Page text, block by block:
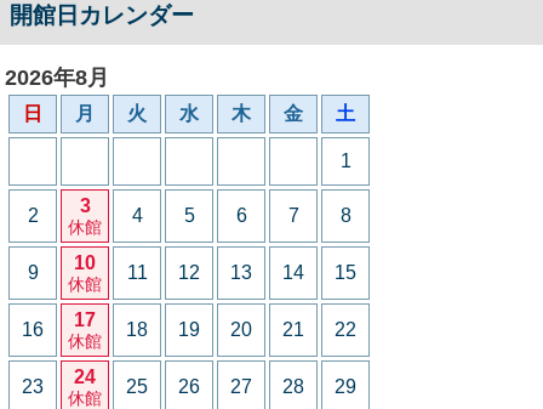
開館日カレンダー
2026年8月
日 月 火 水 木 金 土
1
2 3
休館
4 5 6 7 8
9 10
休館
11 12 13 14 15
16 17
休館
18 19 20 21 22
23 24
休館
25 26 27 28 29